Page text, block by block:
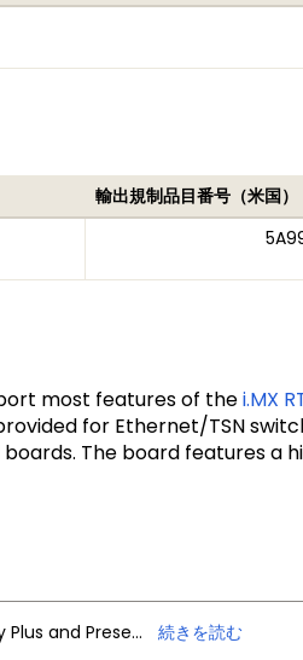
輸出規制品目番号（米国）
most features of thei.MX
for Ethernet/TSN
The board features a
NXP Trimension Ultra-Wideband Powers BMW Group’s Digital Key Plus and Presence Detection 続きを読む